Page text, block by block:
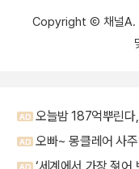
Copyright Ⓒ 채널A.